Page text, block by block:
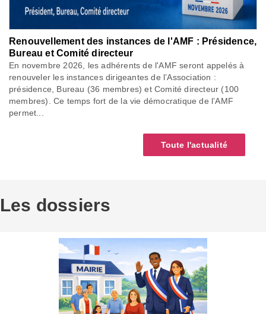
Renouvellement des instances de l'AMF : Présidence,
Bureau et Comité directeur
En novembre 2026, les adhérents de l'AMF seront appelés à
renouveler les instances dirigeantes de l’Association :
présidence, Bureau (36 membres) et Comité directeur (100
membres). Ce temps fort de la vie démocratique de l’AMF
permet...
Toute l'actualité
Les dossiers